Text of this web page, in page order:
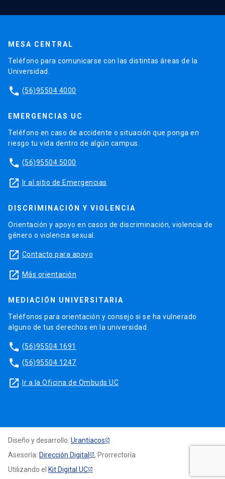
MESA CENTRAL
Teléfono para comunicarse con las distintas áreas de la
Universidad.
phone (56)95504 4000
EMERGENCIAS UC
Teléfono en caso de accidente o situación que ponga en
riesgo tu vida dentro de algún campus.
phone (56)95504 5000
launch Ir al sitio de Emergencias
DISCRIMINACIÓN Y VIOLENCIA
Orientación y apoyo en casos de discriminación, violencia de
género o violencia sexual.
launch Contacto para apoyo
launch Más orientación
MEDIACIÓN UNIVERSITARIA
Teléfonos para orientación y consejo si se ha vulnerado
alguno de tus derechos en la universidad.
phone (56)95504 1691
phone (56)95504 1247
launch Ir a la Oficina de Ombuds UC
Diseño y desarrollo: Urantiacos
Asesoría: Dirección Digital
, Prorrectoría
Utilizando el Kit Digital UC